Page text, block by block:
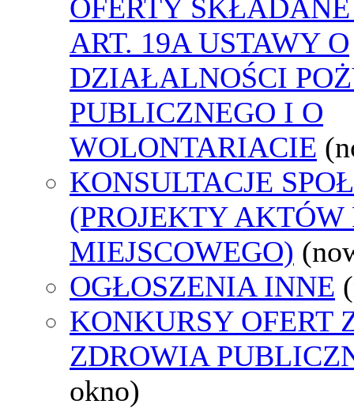
OFERTY
ART. 19A USTAWY O
DZIAŁALNOŚCI
PUBLICZNEGO I O
WOLONTARIACIE
KONSULTACJE
(PROJEKTY AKTÓW
MIEJSCOWEGO)
OGŁOSZENIA INNE
KONKURSY OFERT
ZDROWIA
okno)